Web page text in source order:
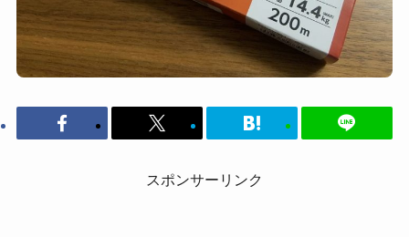
スポンサーリンク